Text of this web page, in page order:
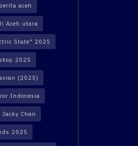
berita aceh
Aceh utara
State" 2025
2025
(2025)
Indonesia
Jacky Chan
2025